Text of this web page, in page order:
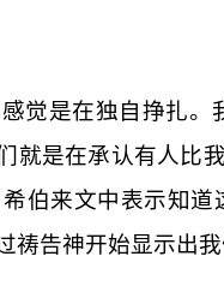
觉是在独自挣扎
就是在承认有人
伯来文中表示知道
祷告神开始显示出